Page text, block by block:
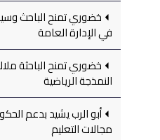
خضوري تمنح الباحث
في الإدارة العامة
خضوري تمنح الباحثة
النمذجة الرياضية
أبو الرب يشيد بدعم
مجالات التعليم